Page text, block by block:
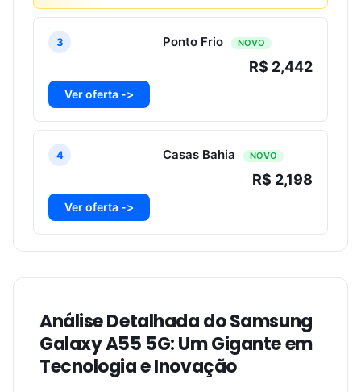
3 Ponto Frio NOVO
R$ 2,442
Ver oferta ->
4 Casas Bahia NOVO
R$ 2,198
Ver oferta ->
Análise Detalhada do Samsung
Galaxy A55 5G: Um Gigante em
Tecnologia e Inovação